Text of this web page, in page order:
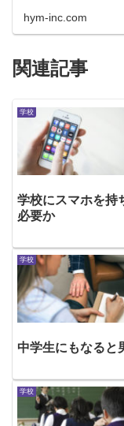
hym-inc.com
関連記事
学校
学校にスマホを持
必要か
学校
中学生にもなると
学校